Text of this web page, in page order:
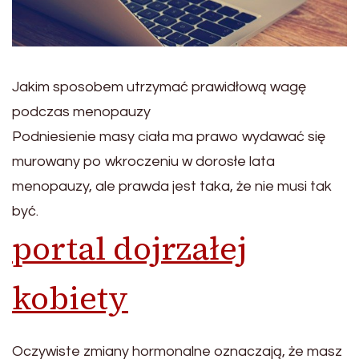
Jakim sposobem utrzymać prawidłową wagę
podczas menopauzy
Podniesienie masy ciała ma prawo wydawać się
murowany po wkroczeniu w dorosłe lata
menopauzy, ale prawda jest taka, że nie musi tak
być.
portal dojrzałej
kobiety
Oczywiste zmiany hormonalne oznaczają, że masz